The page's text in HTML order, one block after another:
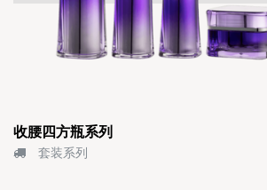
收腰四方瓶系列
套装系列